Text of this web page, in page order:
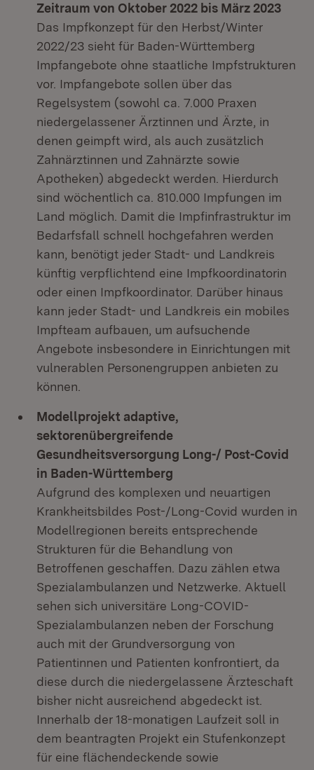
Zeitraum von Oktober 2022 bis März 2023
Das Impfkonzept für den Herbst/Winter
2022/23 sieht für Baden-Württemberg
Impfangebote ohne staatliche Impfstrukturen
vor. Impfangebote sollen über das
Regelsystem (sowohl ca. 7.000 Praxen
niedergelassener Ärztinnen und Ärzte, in
denen geimpft wird, als auch zusätzlich
Zahnärztinnen und Zahnärzte sowie
Apotheken) abgedeckt werden. Hierdurch
sind wöchentlich ca. 810.000 Impfungen im
Land möglich. Damit die Impfinfrastruktur im
Bedarfsfall schnell hochgefahren werden
kann, benötigt jeder Stadt- und Landkreis
künftig verpflichtend eine Impfkoordinatorin
oder einen Impfkoordinator. Darüber hinaus
kann jeder Stadt- und Landkreis ein mobiles
Impfteam aufbauen, um aufsuchende
Angebote insbesondere in Einrichtungen mit
vulnerablen Personengruppen anbieten zu
können.
Modellprojekt adaptive,
sektorenübergreifende
Gesundheitsversorgung Long-/ Post-Covid
in Baden-Württemberg
Aufgrund des komplexen und neuartigen
Krankheitsbildes Post-/Long-Covid wurden in
Modellregionen bereits entsprechende
Strukturen für die Behandlung von
Betroffenen geschaffen. Dazu zählen etwa
Spezialambulanzen und Netzwerke. Aktuell
sehen sich universitäre Long-COVID-
Spezialambulanzen neben der Forschung
auch mit der Grundversorgung von
Patientinnen und Patienten konfrontiert, da
diese durch die niedergelassene Ärzteschaft
bisher nicht ausreichend abgedeckt ist.
Innerhalb der 18-monatigen Laufzeit soll in
dem beantragten Projekt ein Stufenkonzept
für eine flächendeckende sowie